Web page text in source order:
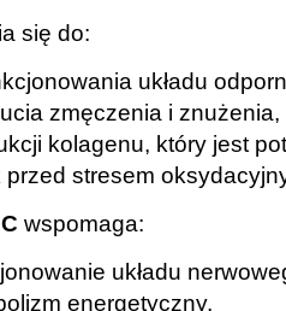
się do:
układu
zmęczenia i znużenia,
kolagenu, który jest
stresem
wspomaga:
układu
energetyczny,